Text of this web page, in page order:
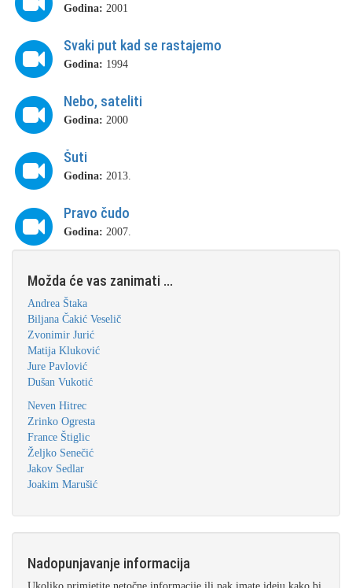
Godina: 2001
Svaki put kad se rastajemo
Godina: 1994
Nebo, sateliti
Godina: 2000
Šuti
Godina: 2013.
Pravo čudo
Godina: 2007.
Možda će vas zanimati ...
Andrea Štaka
Biljana Čakić Veselič
Zvonimir Jurić
Matija Kluković
Jure Pavlović
Dušan Vukotić
Neven Hitrec
Zrinko Ogresta
France Štiglic
Željko Senečić
Jakov Sedlar
Joakim Marušić
Nadopunjavanje informacija